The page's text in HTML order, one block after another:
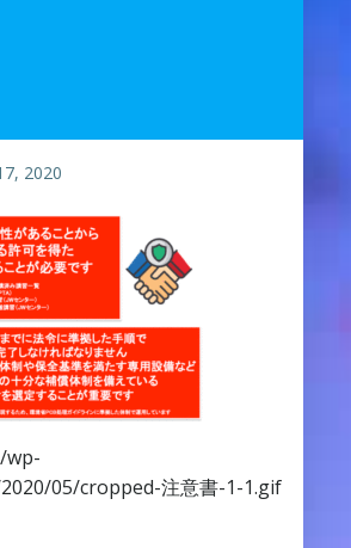
2020
wp-
05/cropped-注意書-1-1.gif